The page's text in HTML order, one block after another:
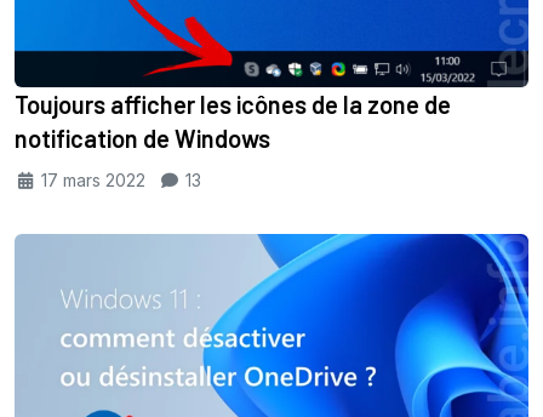
Toujours afficher les icônes de la zone de
notification de Windows
17 mars 2022 13